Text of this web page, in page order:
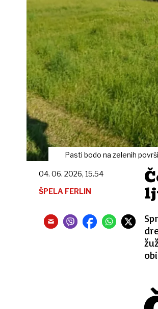
Pasti bodo na zelenih
04. 06. 2026, 15.54
ŠPELA FERLIN